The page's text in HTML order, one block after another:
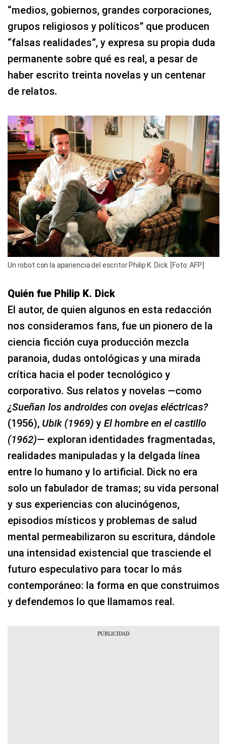
“medios, gobiernos, grandes corporaciones,
grupos religiosos y políticos” que producen
“falsas realidades”, y expresa su propia duda
permanente sobre qué es real, a pesar de
haber escrito treinta novelas y un centenar
de relatos.
Un robot con la apariencia del escritor Philip K. Dick. [Foto: AFP]
Quién fue Philip K. Dick
El autor, de quien algunos en esta redacción
nos consideramos fans, fue un pionero de la
ciencia ficción cuya producción mezcla
paranoia, dudas ontológicas y una mirada
crítica hacia el poder tecnológico y
corporativo. Sus relatos y novelas —como
¿Sueñan los androides con ovejas eléctricas?
(1956), Ubik (1969) y El hombre en el castillo
(1962)— exploran identidades fragmentadas,
realidades manipuladas y la delgada línea
entre lo humano y lo artificial. Dick no era
solo un fabulador de tramas; su vida personal
y sus experiencias con alucinógenos,
episodios místicos y problemas de salud
mental permeabilizaron su escritura, dándole
una intensidad existencial que trasciende el
futuro especulativo para tocar lo más
contemporáneo: la forma en que construimos
y defendemos lo que llamamos real.